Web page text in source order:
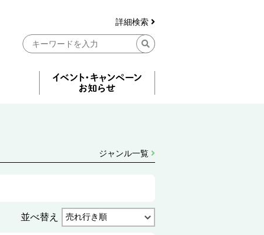
詳細検索
ジャンル一覧
並べ替え